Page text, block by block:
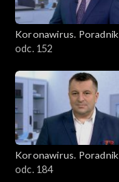
Koronawirus. Poradnik
odc. 152
Koronawirus. Poradnik
odc. 184